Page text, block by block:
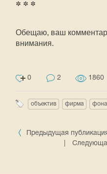
* * *
Обещаю, ваш
внимания.
0 2 1860
объектив фирма
Предыдущая